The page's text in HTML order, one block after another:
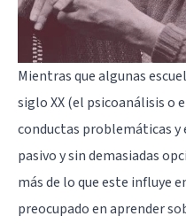
Mientras que algunas
siglo XX (el psicoanálisiso
conductas problemáticas y
pasivo y sin demasiadas
más de lo que este influye
preocupado en aprender